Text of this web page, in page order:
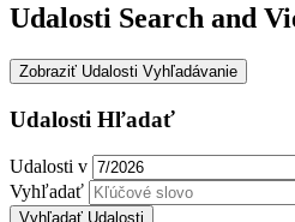
Udalosti Search and
Zobraziť Udalosti Vyhľadávanie
Udalosti Hľadať
Udalosti v
Vyhľadať